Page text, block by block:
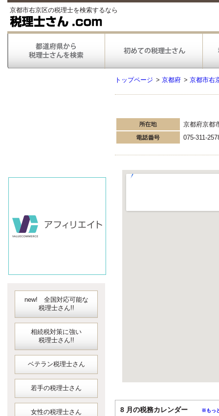
京都市右京区の税理士を検索するなら
new! 全国対応可能な
税理士さん!!
相続税対策に強い
税理士さん!!
ベテラン税理士さん
若手の税理士さん
女性の税理士さん
トップページ > 京都府 > 京都市右
京都府京都
075-311-
8 月の税務カレンダー ※もっ